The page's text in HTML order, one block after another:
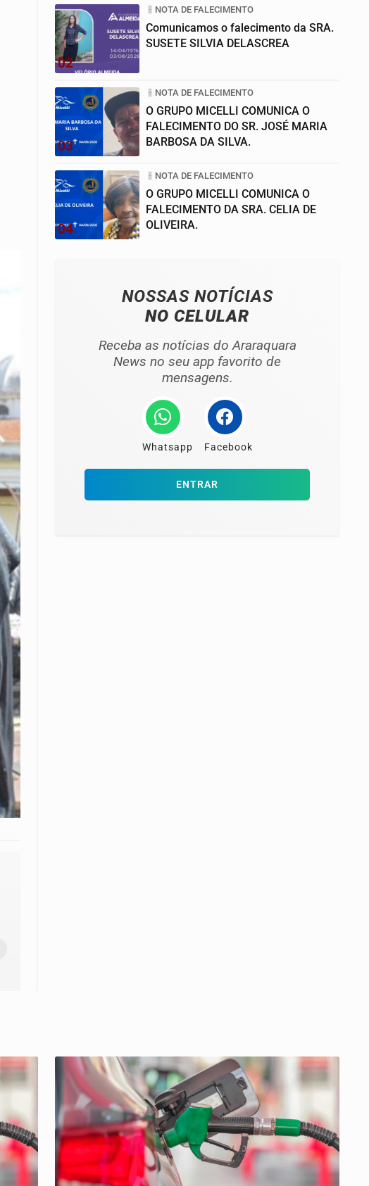
02
NOTA DE FALECIMENTO
Comunicamos o falecimento da SRA.
SUSETE SILVIA DELASCREA
03
NOTA DE FALECIMENTO
O GRUPO MICELLI COMUNICA O
FALECIMENTO DO SR. JOSÉ MARIA
BARBOSA DA SILVA.
04
NOTA DE FALECIMENTO
O GRUPO MICELLI COMUNICA O
FALECIMENTO DA SRA. CELIA DE
OLIVEIRA.
NOSSAS NOTÍCIAS
NO CELULAR
Receba as notícias do Araraquara
News no seu app favorito de
mensagens.
Whatsapp Facebook
ENTRAR